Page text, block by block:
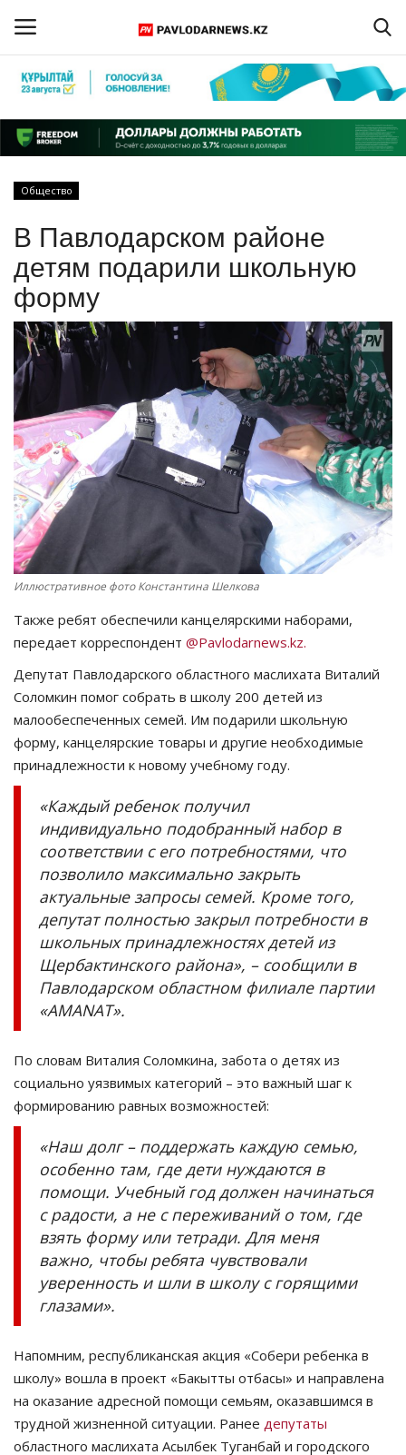
Регистрация
Главная
ПАВЛОДАРСКАЯ ОБЛАСТЬ
КАЗАХСТАН
МИР
СПЕЦПРОЕКТЫ
СПОРТ
Чек-лист
РАЗВЛЕЧЕНИЯ
OFFICIAL
Курултай
Язык
Қазақша Русский
Общество
В Павлодарском районе
детям подарили школьную
форму
Иллюстративное фото Константина Шелкова
Также ребят обеспечили канцелярскими наборами,
передает корреспондент @Pavlodarnews.kz.
Депутат Павлодарского областного маслихата Виталий
Соломкин помог собрать в школу 200 детей из
малообеспеченных семей. Им подарили школьную
форму, канцелярские товары и другие необходимые
принадлежности к новому учебному году.
«Каждый ребенок получил
индивидуально подобранный набор в
соответствии с его потребностями, что
позволило максимально закрыть
актуальные запросы семей. Кроме того,
депутат полностью закрыл потребности в
школьных принадлежностях детей из
Щербактинского района», – сообщили в
Павлодарском областном филиале партии
«АMANAT».
По словам Виталия Соломкина, забота о детях из
социально уязвимых категорий – это важный шаг к
формированию равных возможностей:
«Наш долг – поддержать каждую семью,
особенно там, где дети нуждаются в
помощи. Учебный год должен начинаться
с радости, а не с переживаний о том, где
взять форму или тетради. Для меня
важно, чтобы ребята чувствовали
уверенность и шли в школу с горящими
глазами».
Напомним, республиканская акция «Собери ребенка в
школу» вошла в проект «Бакытты отбасы» и направлена
на оказание адресной помощи семьям, оказавшимся в
трудной жизненной ситуации. Ранее депутаты
областного маслихата Асылбек Туганбай и городского